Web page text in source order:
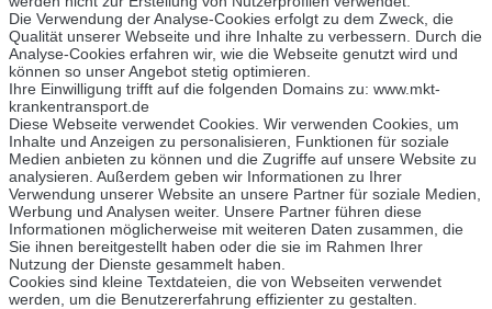
Die Verwendung der Analyse-Cookies erfolgt zu dem Zweck, die
Qualität unserer Webseite und ihre Inhalte zu verbessern. Durch die
Analyse-Cookies erfahren wir, wie die Webseite genutzt wird und
können so unser Angebot stetig optimieren.
Ihre Einwilligung trifft auf die folgenden Domains zu: www.mkt-
krankentransport.de
Diese Webseite verwendet Cookies. Wir verwenden Cookies, um
Inhalte und Anzeigen zu personalisieren, Funktionen für soziale
Medien anbieten zu können und die Zugriffe auf unsere Website zu
analysieren. Außerdem geben wir Informationen zu Ihrer
Verwendung unserer Website an unsere Partner für soziale Medien,
Werbung und Analysen weiter. Unsere Partner führen diese
Informationen möglicherweise mit weiteren Daten zusammen, die
Sie ihnen bereitgestellt haben oder die sie im Rahmen Ihrer
Nutzung der Dienste gesammelt haben.
Cookies sind kleine Textdateien, die von Webseiten verwendet
werden, um die Benutzererfahrung effizienter zu gestalten.